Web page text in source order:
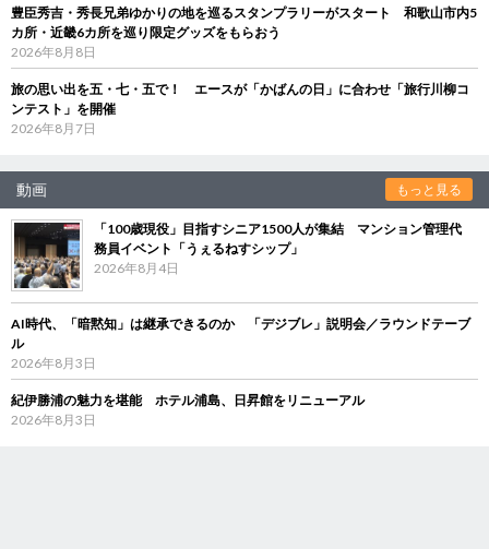
豊臣秀吉・秀長兄弟ゆかりの地を巡るスタンプラリーがスタート 和歌山市内5
カ所・近畿6カ所を巡り限定グッズをもらおう
2026年8月8日
旅の思い出を五・七・五で！ エースが「かばんの日」に合わせ「旅行川柳コ
ンテスト」を開催
2026年8月7日
動画 もっと見る
「100歳現役」目指すシニア1500人が集結 マンション管理代
務員イベント「うぇるねすシップ」
2026年8月4日
AI時代、「暗黙知」は継承できるのか 「デジブレ」説明会／ラウンドテーブ
ル
2026年8月3日
紀伊勝浦の魅力を堪能 ホテル浦島、日昇館をリニューアル
2026年8月3日